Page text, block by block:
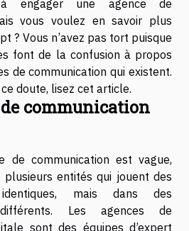
engager une agence de
vous voulez en savoir plus
? Vous n’avez pas tort puisque
font de la confusion à propos
de communication qui existent.
doute, lisez cet article.
de communication
de communication est vague,
plusieurs entités qui jouent des
mais dans des
différents. Les agences de
sont des équipes d’expert